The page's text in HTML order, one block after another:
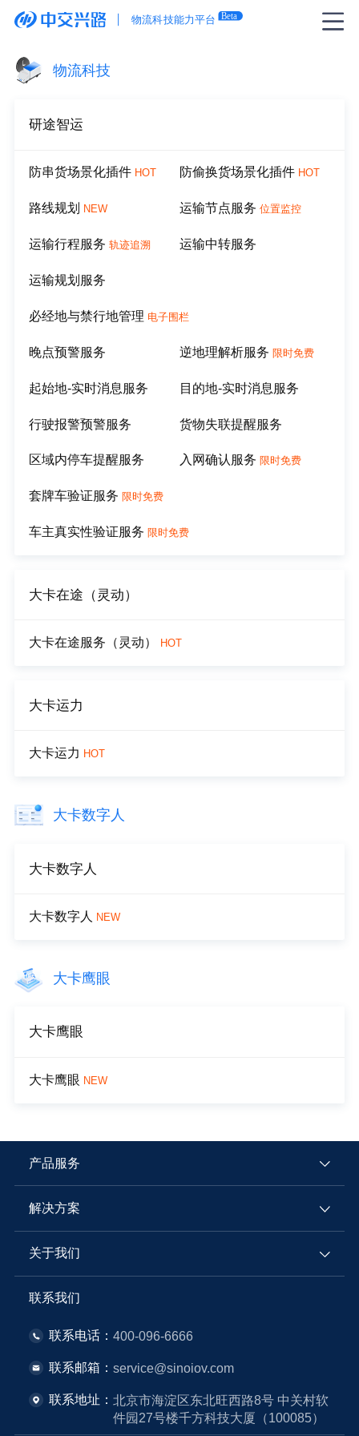
物流科技
研途智运
防串货场景化插件 HOT 防偷换货场景化插件 HOT
路线规划 NEW 运输节点服务 位置监控
运输行程服务 轨迹追溯 运输中转服务
运输规划服务
必经地与禁行地管理 电子围栏
晚点预警服务 逆地理解析服务 限时免费
起始地-实时消息服务 目的地-实时消息服务
行驶报警预警服务 货物失联提醒服务
区域内停车提醒服务 入网确认服务 限时免费
套牌车验证服务 限时免费
车主真实性验证服务 限时免费
大卡在途（灵动）
大卡在途服务（灵动） HOT
大卡运力
大卡运力 HOT
大卡数字人
大卡数字人
大卡数字人 NEW
大卡鹰眼
大卡鹰眼
大卡鹰眼 NEW
产品服务
解决方案
关于我们
联系我们
联系电话： 400-096-6666
联系邮箱： service@sinoiov.com
联系地址： 北京市海淀区东北旺西路8号 中关村软
件园27号楼千方科技大厦（100085）